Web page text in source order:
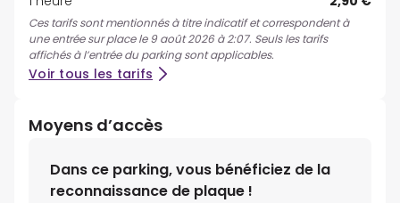
Ces tarifs sont mentionnés à titre indicatif et correspondent à
une entrée sur place le 9 août 2026 à 2:07. Seuls les tarifs
affichés à l’entrée du parking sont applicables.
Voir tous les tarifs
Moyens d’accès
Dans ce parking, vous bénéficiez de la
reconnaissance de plaque !